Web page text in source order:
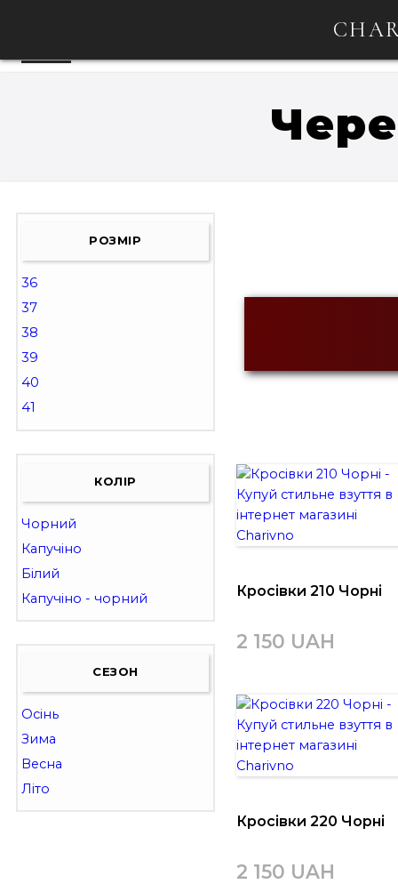
РОЗМІР
36
37
38
39
40
41
КОЛІР
Чорний
Капучіно
Білий
Капучіно - чорний
СЕЗОН
Осінь
Зима
Весна
Літо
Кросівки 210 Чорні
2 150 UAH
Кросівки 220 Чорні
2 150 UAH